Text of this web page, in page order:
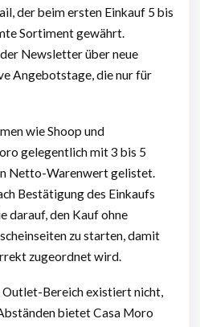
der beim ersten Einkauf 5 bis
Sortiment gewährt.
Newsletter über neue
Angebotstage, die nur für
wie Shoop und
gelegentlich mit 3 bis 5
Netto-Warenwert gelistet.
Bestätigung des Einkaufs
darauf, den Kauf ohne
zu starten, damit
zugeordnet wird.
Outlet-Bereich existiert nicht,
bietet Casa Moro